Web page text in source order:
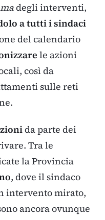
degli interventi,
a tutti i sindaci
del calendario
le azioni
così da
sulle reti
da parte dei
Tra le
la Provincia
, dove il sindaco
intervento mirato,
ancora ovunque